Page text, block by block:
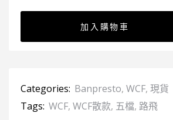
加入購物車
Categories: Banpresto, WCF, 現貨
Tags: WCF, WCF散款, 五檔, 路飛